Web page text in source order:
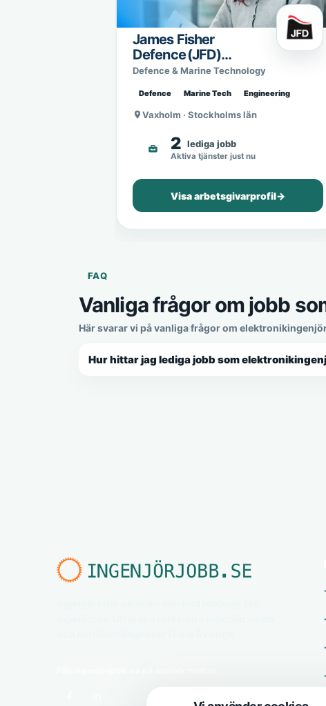
James Fisher
Defence (JFD)
Sweden
Defence & Marine Technology
Defence Marine Tech Engineering
Vaxholm · Stockholms län
2 lediga jobb
Aktiva tjänster just nu
Visa arbetsgivarprofil→
FAQ
Vanliga frågor om jobb
Här svarar vi på vanliga frågor om
Hur hittar jag lediga jobb som